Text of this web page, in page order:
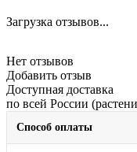
Загрузка отзывов...
Нет отзывов
Добавить отзыв
Доступная доставка
по всей России
Способ оплаты